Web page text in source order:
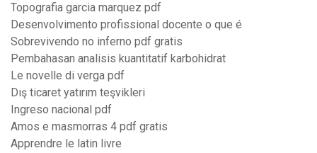
Topografia garcia marquez pdf
Desenvolvimento profissional docente o que é
Sobrevivendo no inferno pdf gratis
Pembahasan analisis kuantitatif karbohidrat
Le novelle di verga pdf
Dış ticaret yatırım teşvikleri
Ingreso nacional pdf
Amos e masmorras 4 pdf gratis
Apprendre le latin livre